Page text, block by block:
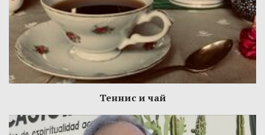
Теннис и чай